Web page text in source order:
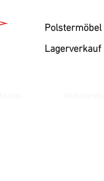
Polstermöbel
Lagerverkauf